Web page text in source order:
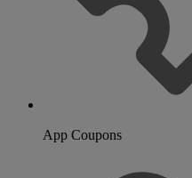
App Coupons